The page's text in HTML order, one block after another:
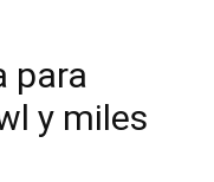
para
y miles